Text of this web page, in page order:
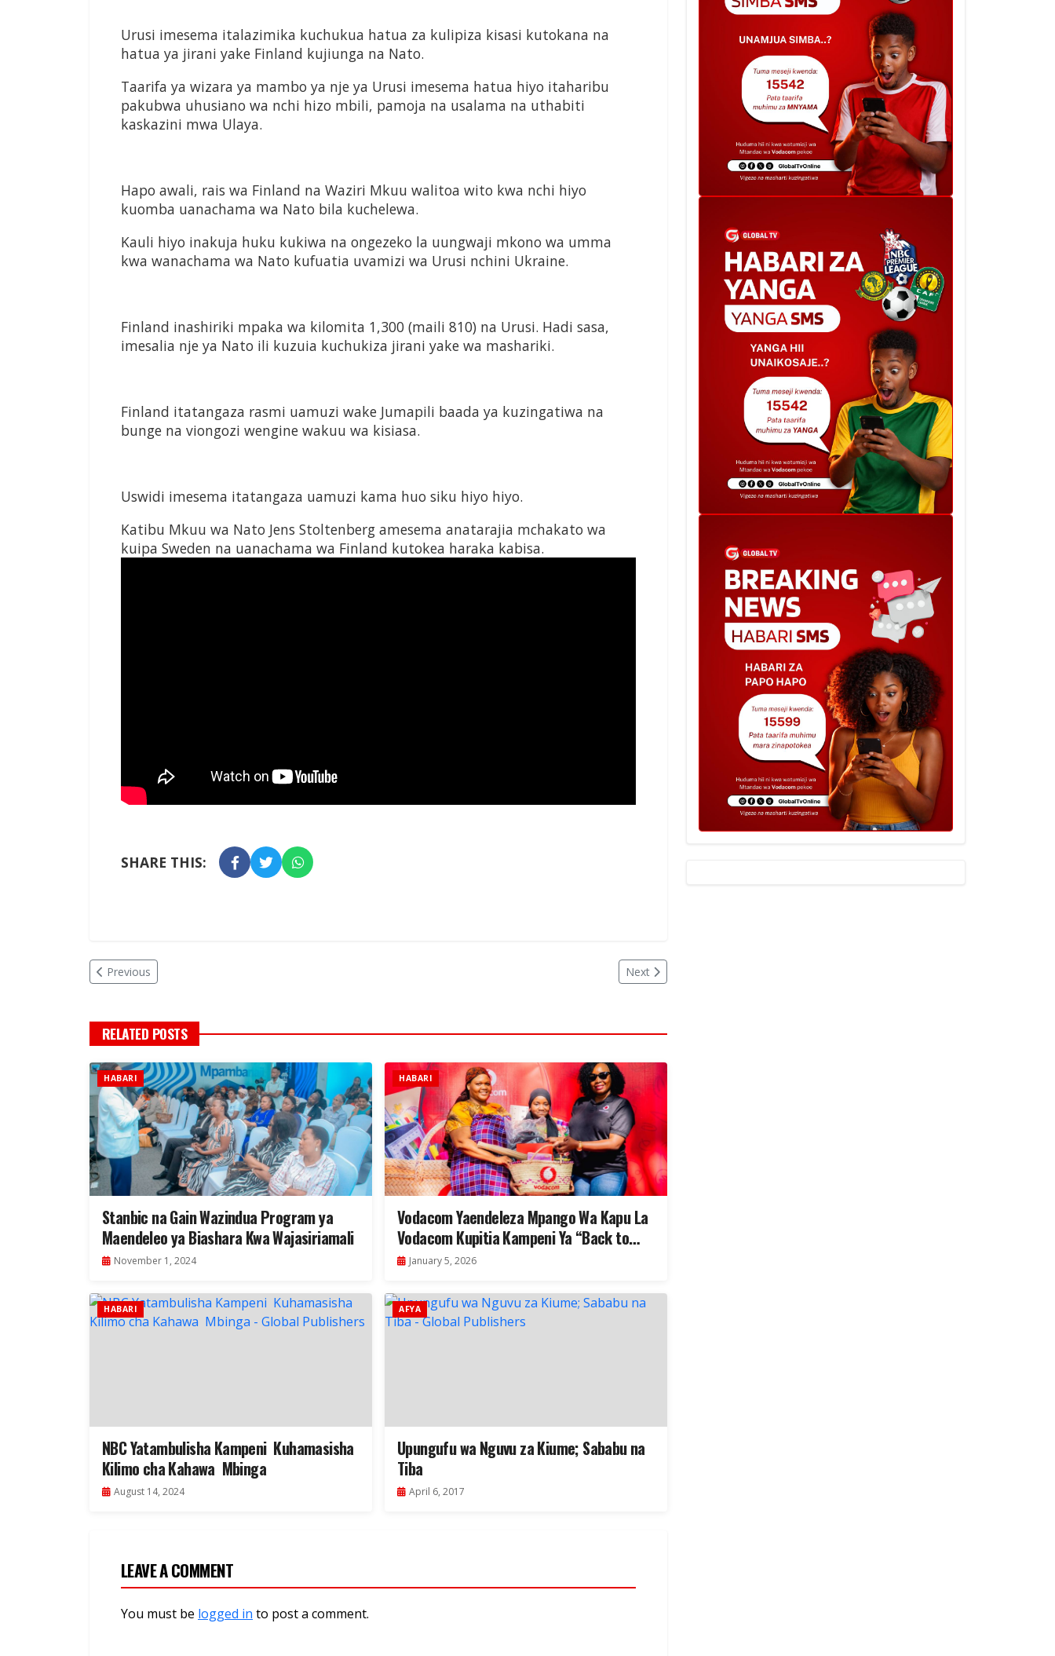
Urusi imesema italazimika kuchukua hatua za kulipiza kisasi kutokana na
hatua ya jirani yake Finland kujiunga na Nato.
Taarifa ya wizara ya mambo ya nje ya Urusi imesema hatua hiyo itaharibu
pakubwa uhusiano wa nchi hizo mbili, pamoja na usalama na uthabiti
kaskazini mwa Ulaya.
Hapo awali, rais wa Finland na Waziri Mkuu walitoa wito kwa nchi hiyo
kuomba uanachama wa Nato bila kuchelewa.
Kauli hiyo inakuja huku kukiwa na ongezeko la uungwaji mkono wa umma
kwa wanachama wa Nato kufuatia uvamizi wa Urusi nchini Ukraine.
Finland inashiriki mpaka wa kilomita 1,300 (maili 810) na Urusi. Hadi sasa,
imesalia nje ya Nato ili kuzuia kuchukiza jirani yake wa mashariki.
Finland itatangaza rasmi uamuzi wake Jumapili baada ya kuzingatiwa na
bunge na viongozi wengine wakuu wa kisiasa.
Uswidi imesema itatangaza uamuzi kama huo siku hiyo hiyo.
Katibu Mkuu wa Nato Jens Stoltenberg amesema anatarajia mchakato wa
kuipa Sweden na uanachama wa Finland kutokea haraka kabisa.
SHARE THIS:
Previous Next
RELATED POSTS
HABARI
Stanbic na Gain Wazindua Program ya
Maendeleo ya Biashara Kwa Wajasiriamali
November 1, 2024
HABARI
Vodacom Yaendeleza Mpango Wa Kapu La
Vodacom Kupitia Kampeni Ya “Back to
School” Kusaidia Elimu Nchini
January 5, 2026
HABARI
NBC Yatambulisha Kampeni Kuhamasisha
Kilimo cha Kahawa Mbinga
August 14, 2024
AFYA
Upungufu wa Nguvu za Kiume; Sababu na
Tiba
April 6, 2017
LEAVE A COMMENT
You must be logged in to post a comment.